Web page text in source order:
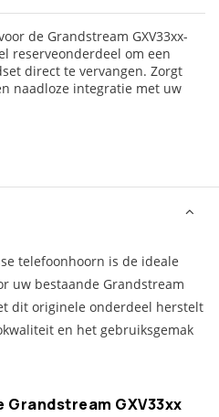
de Grandstream GXV33xx-
reserveonderdeel om een
direct te vervangen. Zorgt
naadloze integratie met uw
telefoonhoorn is de ideale
uw bestaande Grandstream
dit originele onderdeel herstelt
en het gebruiksgemak
GXV33xx